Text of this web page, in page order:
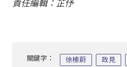
責任編輯：芷伃
關鍵字： 徐榛蔚 政見